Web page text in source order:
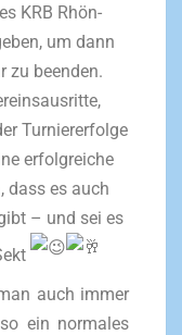
KRB Rhön-
um dann
zu beenden.
Turniererfolge
erfolgreiche
dass es auch
– und sei es
auch immer
ein normales